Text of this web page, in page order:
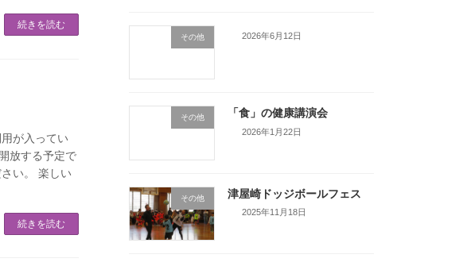
続きを読む
が入ってい
放する予定で
い。 楽しい
続きを読む
その他 2026年6月12日
その他 「食」の健康講演会
2026年1月22日
その他 津屋崎ドッジボールフェス
2025年11月18日